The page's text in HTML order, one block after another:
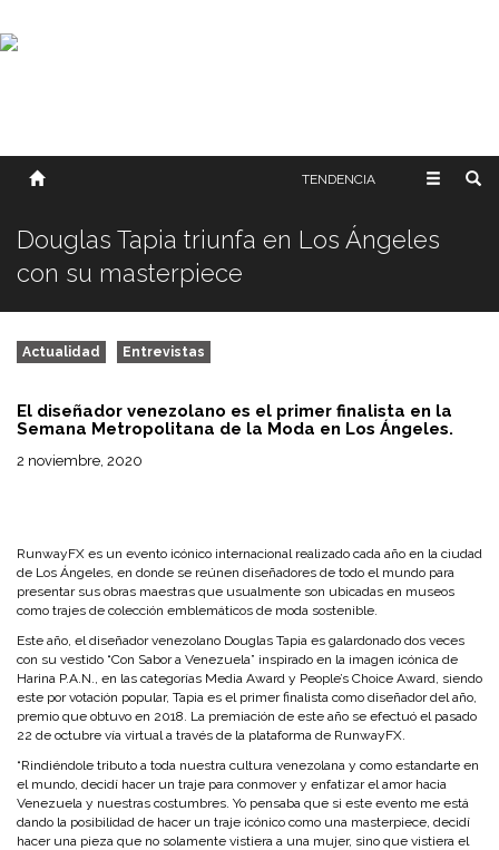
SOBRE NOSOTROS
TENDENCIA
Douglas Tapia triunfa en Los Ángeles
con su masterpiece
Actualidad Entrevistas
El diseñador venezolano es el primer finalista en la
Semana Metropolitana de la Moda en Los Ángeles.
2 noviembre, 2020
RunwayFX es un evento icónico internacional realizado cada año en la ciudad
de Los Ángeles, en donde se reúnen diseñadores de todo el mundo para
presentar sus obras maestras que usualmente son ubicadas en museos
como trajes de colección emblemáticos de moda sostenible.
Este año, el diseñador venezolano Douglas Tapia es galardonado dos veces
con su vestido “Con Sabor a Venezuela” inspirado en la imagen icónica de
Harina P.A.N., en las categorías Media Award y People’s Choice Award, siendo
este por votación popular, Tapia es el primer finalista como diseñador del año,
premio que obtuvo en 2018. La premiación de este año se efectuó el pasado
22 de octubre vía virtual a través de la plataforma de RunwayFX.
“Rindiéndole tributo a toda nuestra cultura venezolana y como estandarte en
el mundo, decidí hacer un traje para conmover y enfatizar el amor hacia
Venezuela y nuestras costumbres. Yo pensaba que si este evento me está
dando la posibilidad de hacer un traje icónico como una masterpiece, decidí
hacer una pieza que no solamente vistiera a una mujer, sino que vistiera el